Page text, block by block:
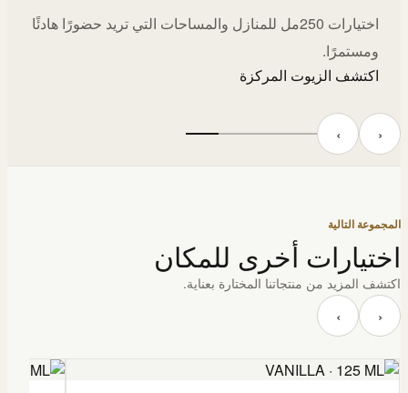
اختيارات 250مل للمنازل والمساحات التي تريد حضورًا هادئًا
ومستمرًا.
اكتشف الزيوت المركزة
‹ ›
المجموعة التالية
اختيارات أخرى للمكان
اكتشف المزيد من منتجاتنا المختارة بعناية.
‹ ›